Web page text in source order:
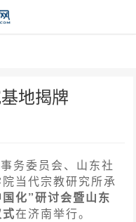
地揭牌
务委员会、山东社
当代宗教研究所承
化”研讨会暨山东
式在济南举行。